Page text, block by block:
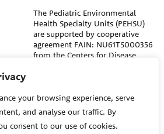
your browsing experience, serve
and analyse our traffic. By
consent to our use of cookies.
The Pediatric Environmental
Health Specialty Units (PEHSU)
are supported by cooperative
agreement FAIN: NU61TS000356
from the Centers for Disease
$8,724,963.00 with 75% funded
by CDC/ATSDR. The
U.S.
Environmental Protection Agency
(EPA)provided the remaining